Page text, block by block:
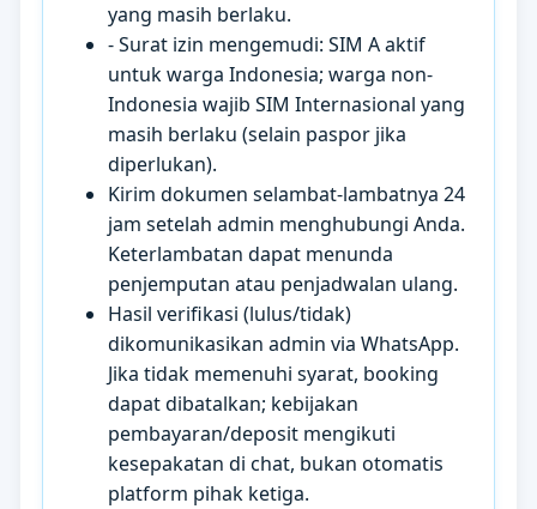
yang masih berlaku.
- Surat izin mengemudi: SIM A aktif
untuk warga Indonesia; warga non-
Indonesia wajib SIM Internasional yang
masih berlaku (selain paspor jika
diperlukan).
Kirim dokumen selambat-lambatnya 24
jam setelah admin menghubungi Anda.
Keterlambatan dapat menunda
penjemputan atau penjadwalan ulang.
Hasil verifikasi (lulus/tidak)
dikomunikasikan admin via WhatsApp.
Jika tidak memenuhi syarat, booking
dapat dibatalkan; kebijakan
pembayaran/deposit mengikuti
kesepakatan di chat, bukan otomatis
platform pihak ketiga.